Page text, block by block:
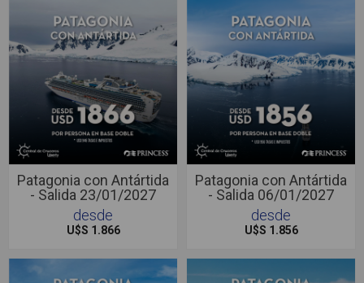
Patagonia con Antártida
- Salida 23/01/2027
desde
U$S 1.866
Patagonia con Antártida
- Salida 06/01/2027
desde
U$S 1.856